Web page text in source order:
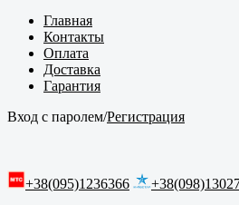
Главная
Контакты
Оплата
Доставка
Гарантия
Вход с паролем/Регистрация
+38(095)1236366